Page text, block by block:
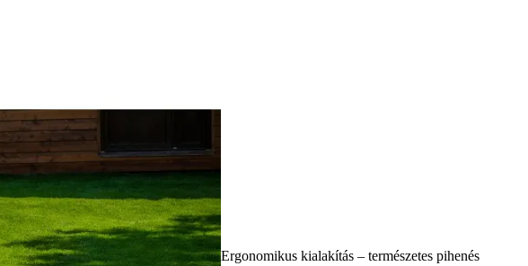
Ergonomikus kialakítás – természetes pihenés